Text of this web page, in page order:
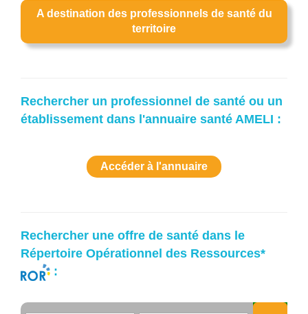
A destination des professionnels de santé du
territoire
Rechercher un professionnel de santé ou un
établissement dans l'annuaire santé AMELI :
Accéder à l'annuaire
Rechercher une offre de santé dans le
Répertoire Opérationnel des Ressources*
: